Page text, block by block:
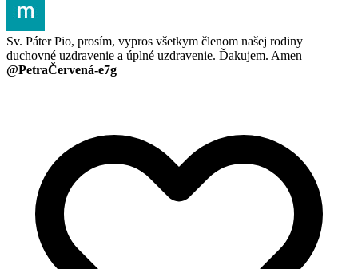
Sv. Páter Pio, prosím, vypros všetkym členom našej rodiny
duchovné uzdravenie a úplné uzdravenie. Ďakujem. Amen
@PetraČervená-e7g